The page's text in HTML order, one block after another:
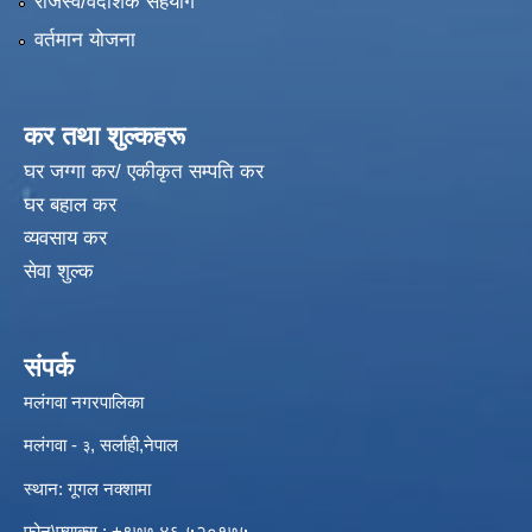
वर्तमान योजना
कर तथा शुल्कहरू
घर जग्गा कर/ एकीकृत सम्पति कर
घर बहाल कर
व्यवसाय कर
सेवा शुल्क
संपर्क
मलंगवा नगरपालिका
मलंगवा - ३, सर्लाही,नेपाल
स्थान: गूगल नक्शामा